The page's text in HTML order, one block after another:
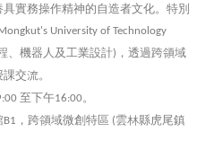
實務操作精神的自造者文化。特別
University of Technology
、機器人及工業設計) ，透過跨領域
交流。
至下午16:00。
B1 ，跨領域微創特區 (雲林縣虎尾鎮